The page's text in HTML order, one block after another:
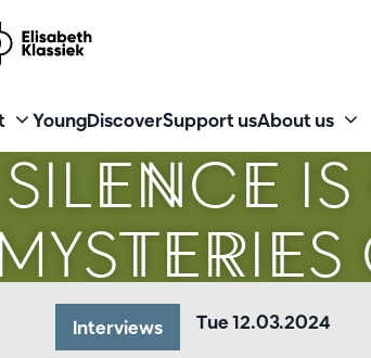
YoungDiscoverSupport usAbout us
SILENCE
Interviews Tue 12.03.2024